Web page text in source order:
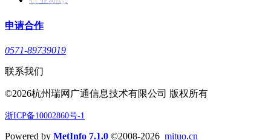
申请合作
0571-89739019
联系我们
©2026杭州瑞网广通信息技术有限公司 版权所有
浙ICP备10002860号-1
Powered by MetInfo 7.1.0 ©2008-2026 mituo.cn